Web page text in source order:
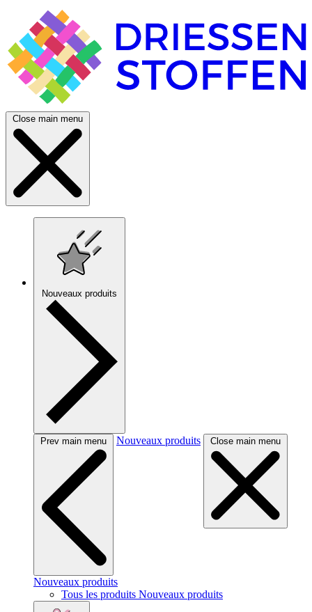
Close main menu
Nouveaux produits
Prev main menu Nouveaux produits Close main menu
Nouveaux produits
Tous les produits Nouveaux produits